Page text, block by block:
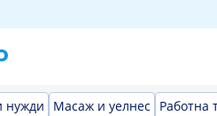
нужди Масаж и уелнес Работна